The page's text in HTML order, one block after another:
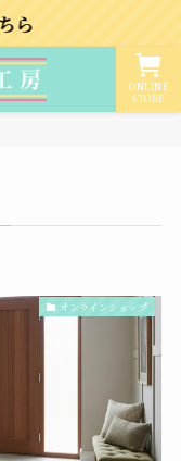
ONLINE
STORE
オンラインショップ